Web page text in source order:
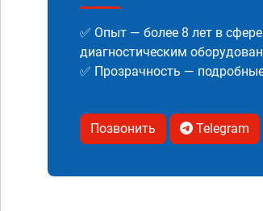
✅ Опыт — более 8 лет в
диагностическим
✅ Прозрачность —
Позвонить Telegram